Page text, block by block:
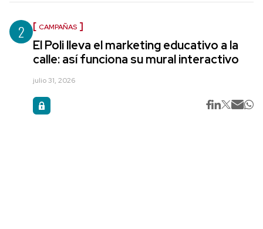
2 CAMPAÑAS
El Poli lleva el marketing educativo a la
calle: así funciona su mural interactivo
julio 31, 2026